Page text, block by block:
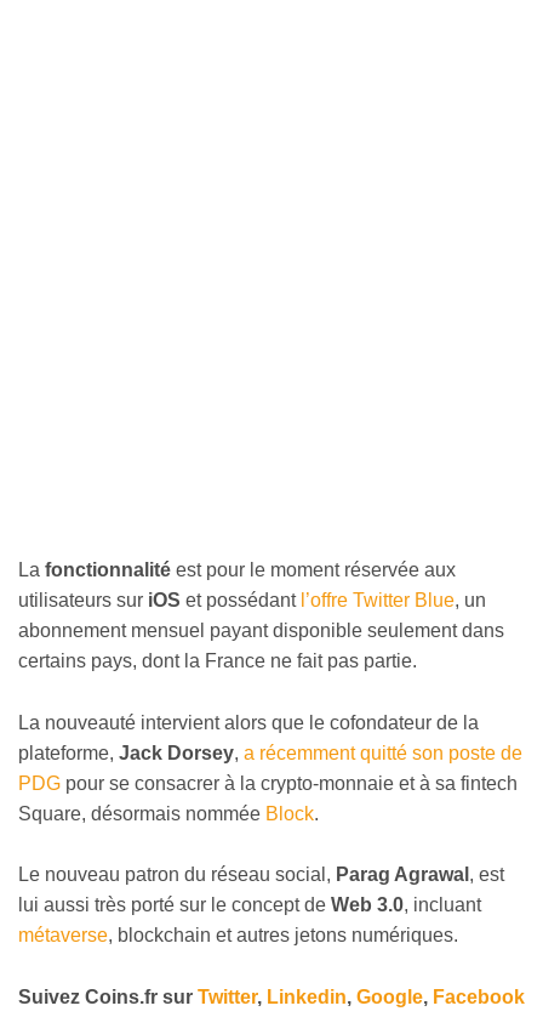
La fonctionnalité est pour le moment réservée aux
utilisateurs sur iOS et possédant l’offre Twitter Blue, un
abonnement mensuel payant disponible seulement dans
certains pays, dont la France ne fait pas partie.
La nouveauté intervient alors que le cofondateur de la
plateforme, Jack Dorsey, a récemment quitté son poste de
PDG pour se consacrer à la crypto-monnaie et à sa fintech
Square, désormais nommée Block.
Le nouveau patron du réseau social, Parag Agrawal , est
lui aussi très porté sur le concept de Web 3.0, incluant
métaverse, blockchain et autres jetons numériques.
Suivez Coins.fr sur Twitter, Linkedin, Google, Facebook